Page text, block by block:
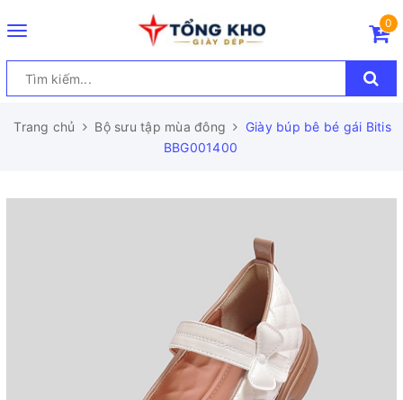
Toggle
0
Trang chủ Bộ sưu tập mùa đông
Giày búp bê bé gái Bitis
BBG001400